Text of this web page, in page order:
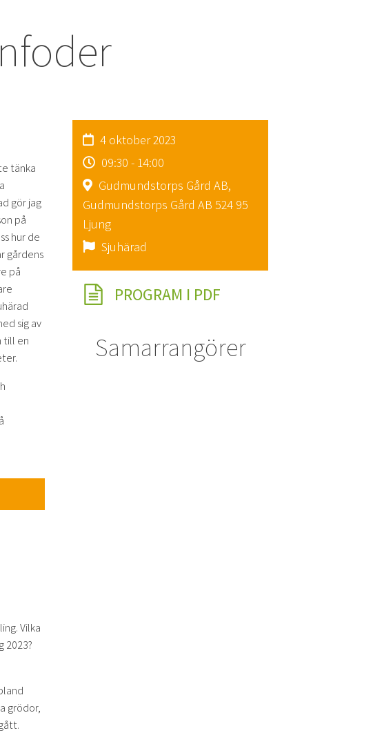
tänka
gör jag
på
hur de
gårdens
på
sig av
till en
Vilka
2023?
grödor,
4 oktober 2023
09:30 - 14:00
Gudmundstorps Gård AB,
Gudmundstorps Gård AB 524 95
Ljung
Sjuhärad
PROGRAM I PDF
Samarrangörer